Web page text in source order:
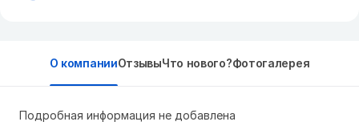
О компанииОтзывыЧто нового?Фотогалерея
Подробная информация не добавлена